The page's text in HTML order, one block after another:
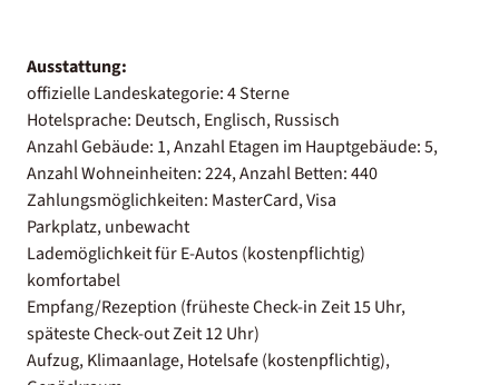
Ausstattung:
offizielle Landeskategorie: 4 Sterne
Hotelsprache: Deutsch, Englisch, Russisch
Anzahl Gebäude: 1, Anzahl Etagen im Hauptgebäude: 5,
Anzahl Wohneinheiten: 224, Anzahl Betten: 440
Zahlungsmöglichkeiten: MasterCard, Visa
Parkplatz, unbewacht
Lademöglichkeit für E-Autos (kostenpflichtig)
komfortabel
Empfang/Rezeption (früheste Check-in Zeit 15 Uhr,
späteste Check-out Zeit 12 Uhr)
Aufzug, Klimaanlage, Hotelsafe (kostenpflichtig),